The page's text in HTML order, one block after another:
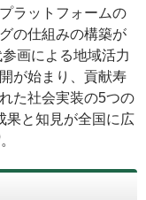
ラットフォームの
の仕組みの構築が
画による地域活力
が始まり、貢献寿
た社会実装の5つの
果と知見が全国に広
。